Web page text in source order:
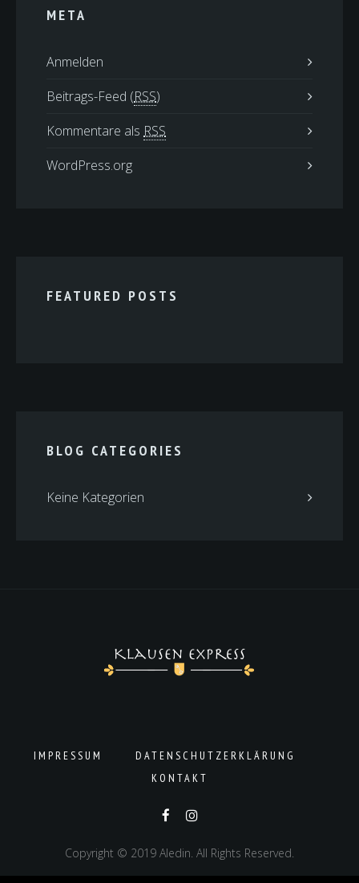
META
Anmelden
Beitrags-Feed (RSS)
Kommentare als RSS
WordPress.org
FEATURED POSTS
BLOG CATEGORIES
Keine Kategorien
IMPRESSUM
DATENSCHUTZERKLÄRUNG
KONTAKT
Copyright © 2019 Aledin. All Rights Reserved.